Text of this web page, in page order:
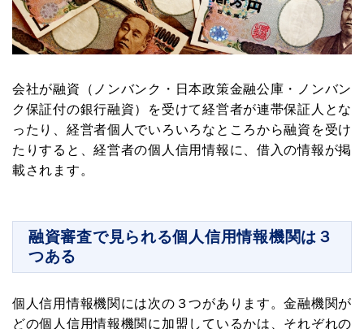
会社が融資（ノンバンク・日本政策金融公庫・ノンバン
ク保証付の銀行融資）を受けて経営者が連帯保証人とな
ったり、経営者個人でいろいろなところから融資を受け
たりすると、経営者の個人信用情報に、借入の情報が掲
載されます。
融資審査で見られる個人信用情報機関は３
つある
個人信用情報機関には次の３つがあります。金融機関が
どの個人信用情報機関に加盟しているかは、それぞれの